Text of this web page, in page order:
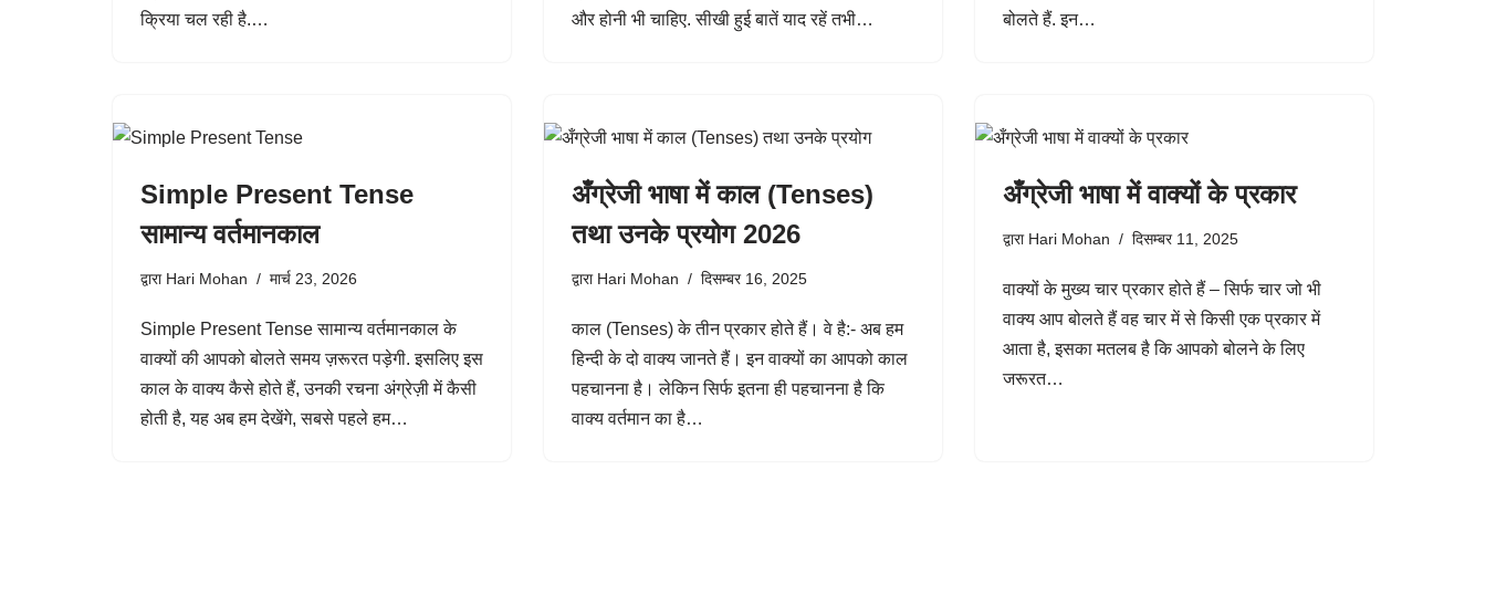
क्रिया चल रही है.…
और होनी भी चाहिए. सीखी हुई बातें याद रहें तभी…
बोलते हैं. इन…
Simple Present Tense
सामान्य वर्तमानकाल
द्वारा Hari Mohan मार्च 23, 2026
Simple Present Tense सामान्य वर्तमानकाल के
वाक्यों की आपको बोलते समय ज़रूरत पड़ेगी. इसलिए इस
काल के वाक्य कैसे होते हैं, उनकी रचना अंग्रेज़ी में कैसी
होती है, यह अब हम देखेंगे, सबसे पहले हम…
अँग्रेजी भाषा में काल (Tenses)
तथा उनके प्रयोग 2026
द्वारा Hari Mohan दिसम्बर 16, 2025
काल (Tenses) के तीन प्रकार होते हैं। वे है:- अब हम
हिन्दी के दो वाक्य जानते हैं। इन वाक्यों का आपको काल
पहचानना है। लेकिन सिर्फ इतना ही पहचानना है कि
वाक्य वर्तमान का है…
अँग्रेजी भाषा में वाक्यों के प्रकार
द्वारा Hari Mohan दिसम्बर 11, 2025
वाक्यों के मुख्य चार प्रकार होते हैं – सिर्फ चार जो भी
वाक्य आप बोलते हैं वह चार में से किसी एक प्रकार में
आता है, इसका मतलब है कि आपको बोलने के लिए
जरूरत…